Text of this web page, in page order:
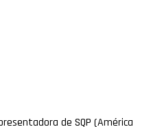
de SQP (América